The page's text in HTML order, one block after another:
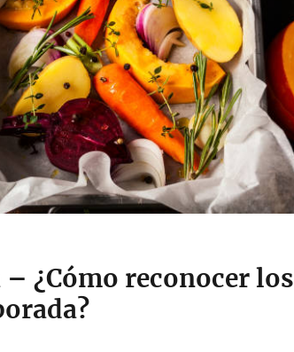
¿Cómo reconocer los